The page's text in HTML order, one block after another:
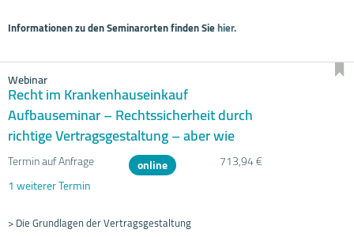
Informationen zu den Seminarorten finden Siehier.
Webinar
Recht im Krankenhauseinkauf
Aufbauseminar – Rechtssicherheit durch
richtige Vertragsgestaltung – aber wie
Termin auf Anfrage online
713,94 €
1 weiterer Termin
> Die Grundlagen der Vertragsgestaltung